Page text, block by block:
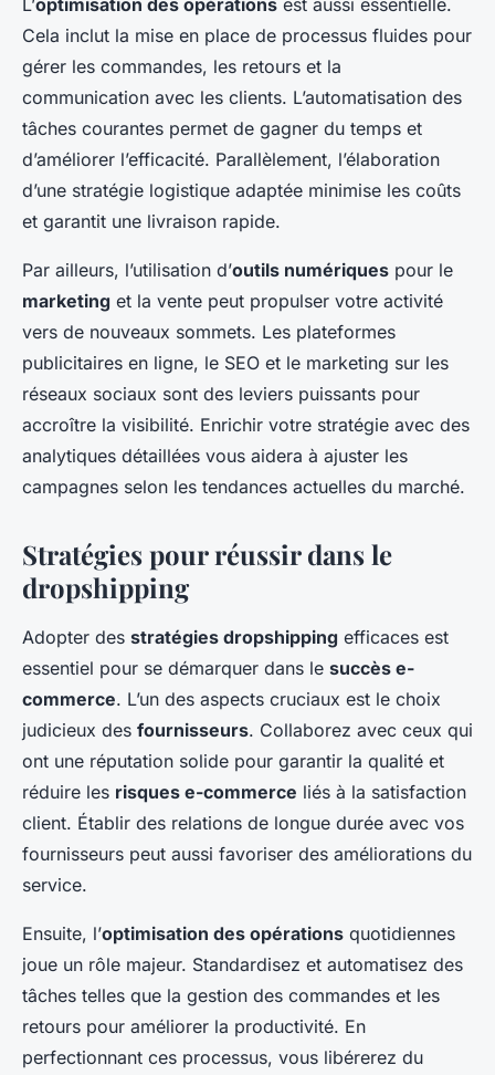
Cela inclut la mise en place de processus fluides pour
gérer les commandes, les retours et la
communication avec les clients. L’automatisation des
tâches courantes permet de gagner du temps et
d’améliorer l’efficacité. Parallèlement, l’élaboration
d’une stratégie logistique adaptée minimise les coûts
et garantit une livraison rapide.
Par ailleurs, l’utilisation d’outils numériques pour le
marketing et la vente peut propulser votre activité
vers de nouveaux sommets. Les plateformes
publicitaires en ligne, le SEO et le marketing sur les
réseaux sociaux sont des leviers puissants pour
accroître la visibilité. Enrichir votre stratégie avec des
analytiques détaillées vous aidera à ajuster les
campagnes selon les tendances actuelles du marché.
Stratégies pour réussir dans le
dropshipping
Adopter des stratégies dropshipping efficaces est
essentiel pour se démarquer dans le succès e-
commerce. L’un des aspects cruciaux est le choix
judicieux des fournisseurs. Collaborez avec ceux qui
ont une réputation solide pour garantir la qualité et
réduire les risques e-commerce liés à la satisfaction
client. Établir des relations de longue durée avec vos
fournisseurs peut aussi favoriser des améliorations du
service.
Ensuite, l’optimisation des opérations quotidiennes
joue un rôle majeur. Standardisez et automatisez des
tâches telles que la gestion des commandes et les
retours pour améliorer la productivité. En
perfectionnant ces processus, vous libérerez du